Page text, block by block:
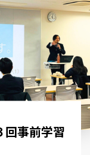
回事前学習